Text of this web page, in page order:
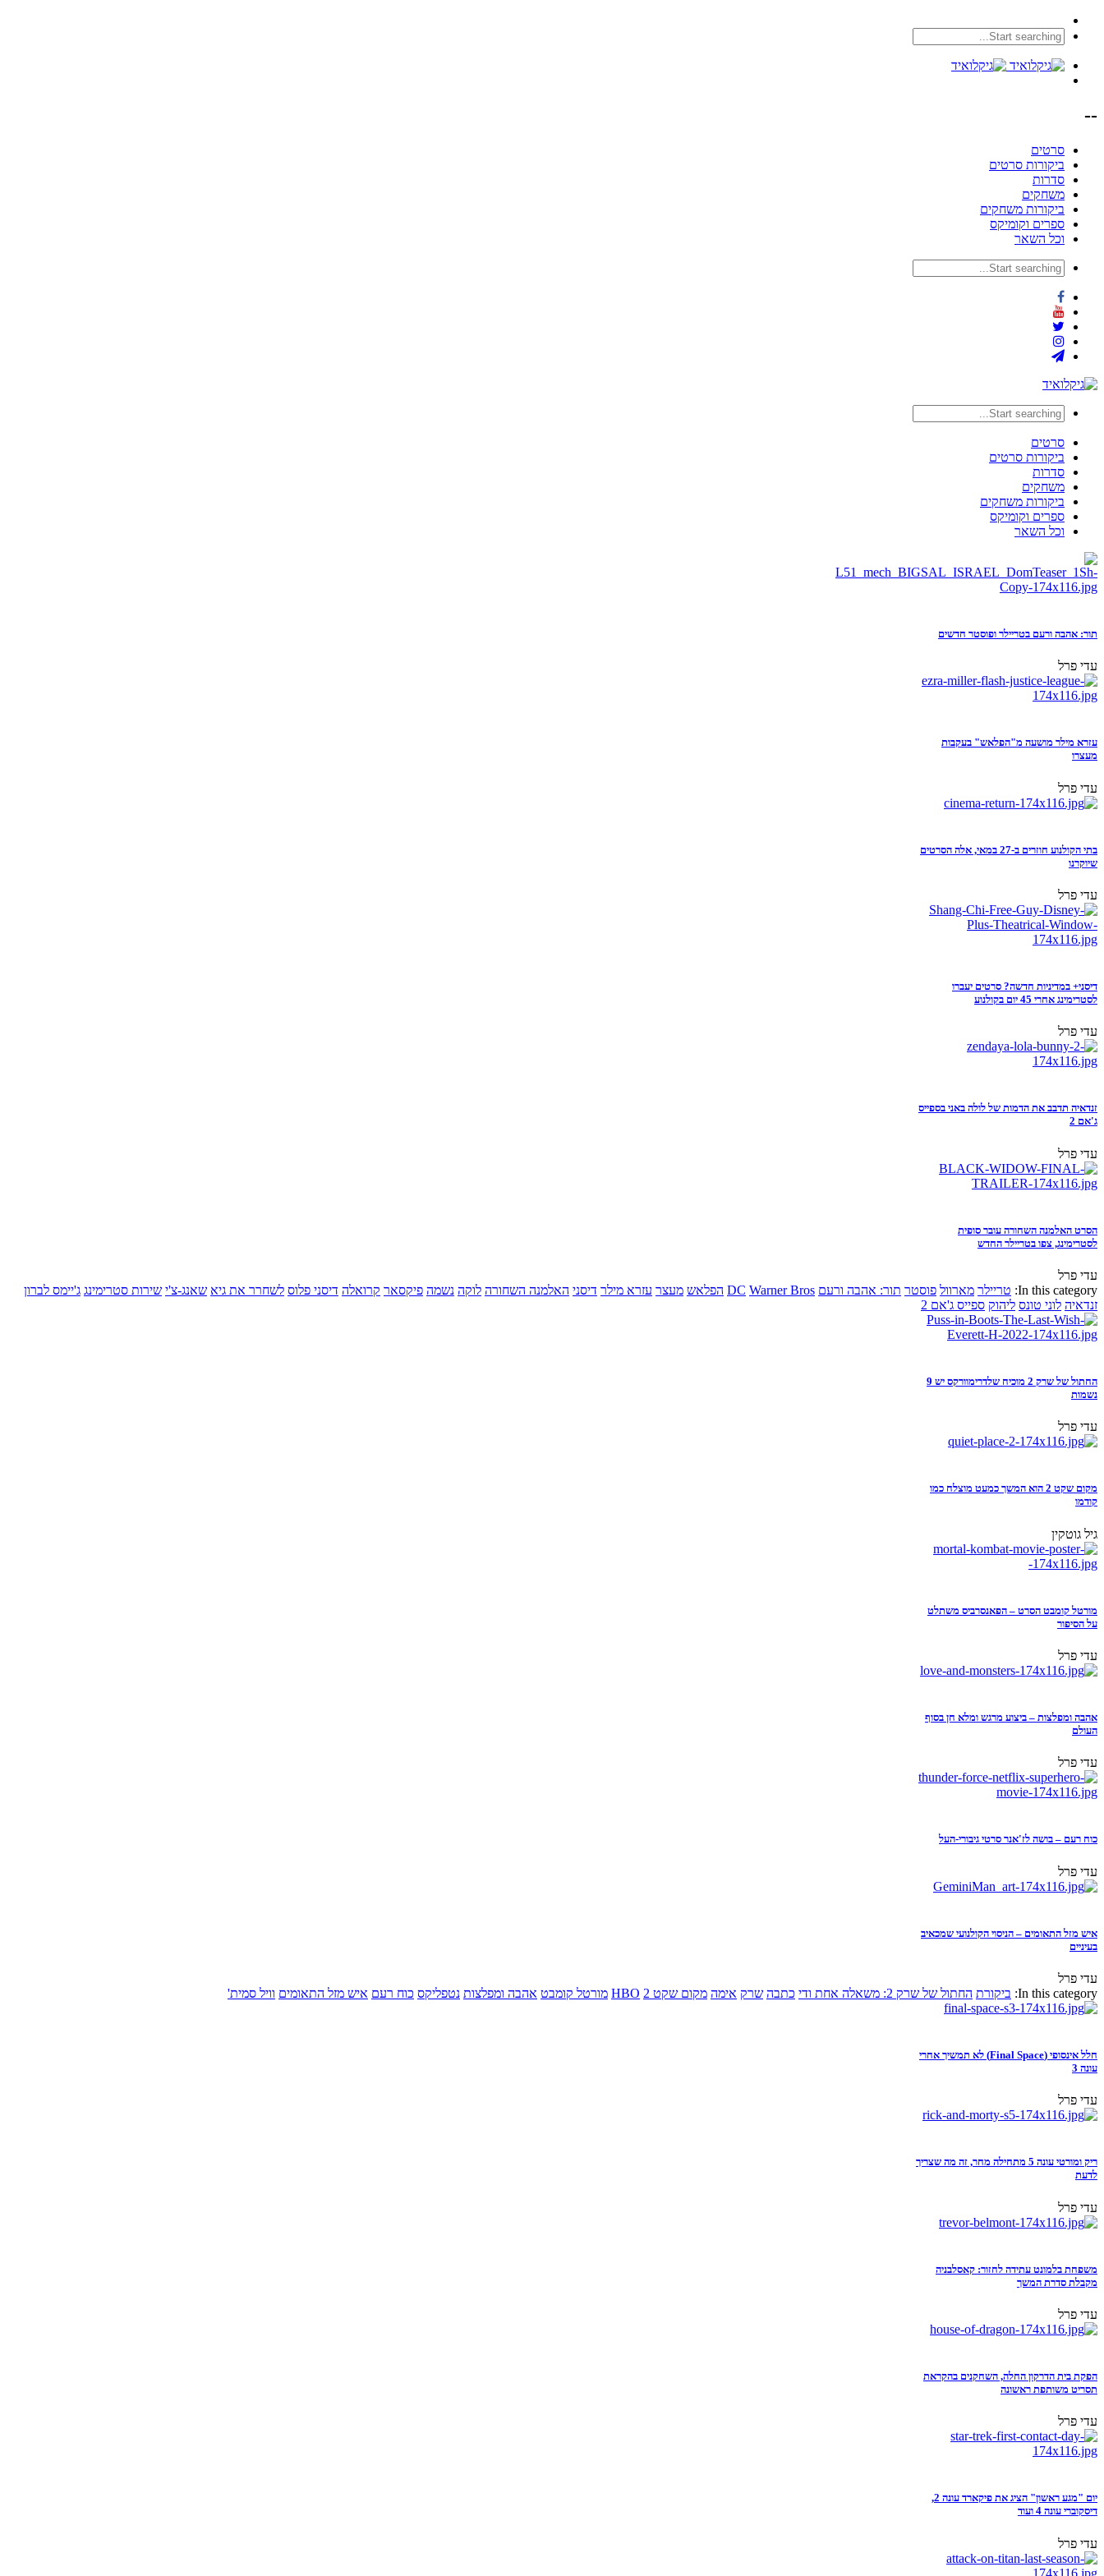
--
סרטים
ביקורות סרטים
סדרות
משחקים
ביקורות משחקים
ספרים וקומיקס
וכל השאר
סרטים
ביקורות סרטים
סדרות
משחקים
ביקורות משחקים
ספרים וקומיקס
וכל השאר
תור: אהבה ורעם בטריילר ופוסטר חדשים
עדי פרל
עזרא מילר מושעה מ"הפלאש" בעקבות
מעצרו
עדי פרל
בתי הקולנוע חוזרים ב-27 במאי, אלה הסרטים
שיוקרנו
עדי פרל
דיסני+ במדיניות חדשה? סרטים יעברו
לסטרימינג אחרי 45 יום בקולנוע
עדי פרל
זנדאיה תדבב את הדמות של לולה באני בספייס
ג'אם 2
עדי פרל
הסרט האלמנה השחורה עובר סופית
לסטרימינג, צפו בטריילר החדש
עדי פרל
In this category: טריילר מארוול פוסטר תור: אהבה ורעם DC Warner Bros הפלאש מעצר עזרא מילר דיסני האלמנה השחורה לוקה נשמה פיקסאר קרואלה דיסני פלוס לשחרר את גיא שאנג-צ'י שירות סטרימינג ג'יימס לברון
זנדאיה לוני טונס ליהוק ספייס ג'אם 2
החתול של שרק 2 מוכיח שלדרימוורקס יש 9
נשמות
עדי פרל
מקום שקט 2 הוא המשך כמעט מוצלח כמו
קודמו
גיל גוטקין
מורטל קומבט הסרט – הפאנסרביס משתלט
על הסיפור
עדי פרל
אהבה ומפלצות – ביצוע מרגש ומלא חן בסוף
העולם
עדי פרל
כוח רעם – בושה לז'אנר סרטי גיבורי-העל
עדי פרל
איש מזל התאומים – הניסוי הקולנועי שמכאיב
בעיניים
עדי פרל
In this category: ביקורת החתול של שרק 2: משאלה אחת ודי כתבה שרק אימה מקום שקט 2 HBO מורטל קומבט אהבה ומפלצות נטפליקס כוח רעם איש מזל התאומים וויל סמית'
חלל אינסופי (Final Space) לא תמשיך אחרי
עונה 3
עדי פרל
ריק ומורטי עונה 5 מתחילה מחר, זה מה שצריך
לדעת
עדי פרל
משפחת בלמונט עתידה לחזור: קאסלבניה
מקבלת סדרת המשך
עדי פרל
הפקת בית הדרקון החלה, השחקנים בהקראת
תסריט משותפת ראשונה
עדי פרל
יום "מגע ראשון" הציג את פיקארד עונה 2,
דיסקוברי עונה 4 ועוד
עדי פרל